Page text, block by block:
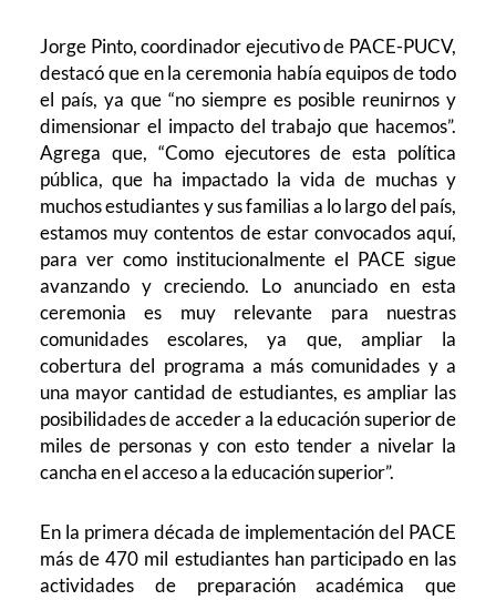
Jorge Pinto, coordinador ejecutivo de PACE-PUCV,
destacó que en la ceremonia había equipos de todo
el país, ya que “no siempre es posible reunirnos y
dimensionar el impacto del trabajo que hacemos”.
Agrega que, “Como ejecutores de esta política
pública, que ha impactado la vida de muchas y
muchos estudiantes y sus familias a lo largo del país,
estamos muy contentos de estar convocados aquí,
para ver como institucionalmente el PACE sigue
avanzando y creciendo. Lo anunciado en esta
ceremonia es muy relevante para nuestras
comunidades escolares, ya que, ampliar la
cobertura del programa a más comunidades y a
una mayor cantidad de estudiantes, es ampliar las
posibilidades de acceder a la educación superior de
miles de personas y con esto tender a nivelar la
cancha en el acceso a la educación superior”.
En la primera década de implementación del PACE
más de 470 mil estudiantes han participado en las
actividades de preparación académica que